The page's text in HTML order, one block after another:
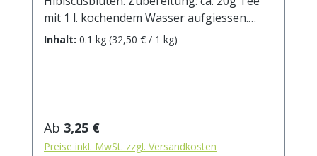
mit 1 l. kochendem Wasser aufgiessen.
Ziehzeit: max.10 min.
Inhalt: 0.1 kg (32,50 € / 1 kg)
Regulärer Preis:
Ab 3,25 €
Preise inkl. MwSt. zzgl. Versandkosten